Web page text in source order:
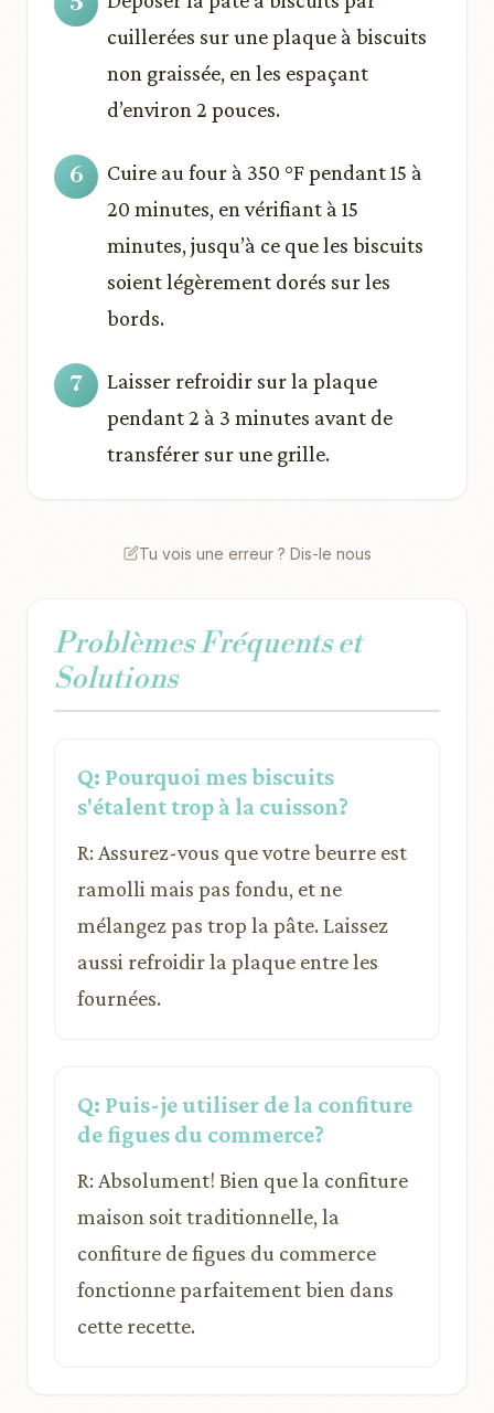
cuillerées sur une plaque à biscuits
non graissée, en les espaçant
d’environ 2 pouces.
Cuire au four à 350 °F pendant 15 à
20 minutes, en vérifiant à 15
minutes, jusqu’à ce que les biscuits
soient légèrement dorés sur les
bords.
Laisser refroidir sur la plaque
pendant 2 à 3 minutes avant de
transférer sur une grille.
Tu vois une erreur ? Dis-le nous
Problèmes Fréquents et
Solutions
Q: Pourquoi mes biscuits
s'étalent trop à la cuisson?
R: Assurez-vous que votre beurre est
ramolli mais pas fondu, et ne
mélangez pas trop la pâte. Laissez
aussi refroidir la plaque entre les
fournées.
Q: Puis-je utiliser de la confiture
de figues du commerce?
R: Absolument! Bien que la confiture
maison soit traditionnelle, la
confiture de figues du commerce
fonctionne parfaitement bien dans
cette recette.